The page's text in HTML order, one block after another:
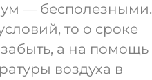
— бесполезными.
то о сроке
а на помощь
воздуха в